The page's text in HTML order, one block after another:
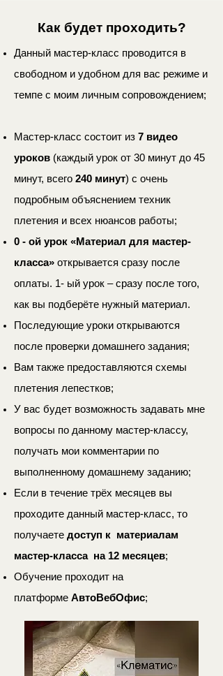
Как будет проходить?
Данный мастер-класс проводится в
свободном и удобном для вас режиме и
темпе с моим личным сопровождением;
Мастер-класс состоит из 7 видео
уроков (каждый урок от 30 минут до 45
минут, всего 240 минут) с очень
подробным объяснением техник
плетения и всех нюансов работы;
0 - ой урок «Материал для мастер-
класса» открывается сразу после
оплаты. 1- ый урок – сразу после того,
как вы подберёте нужный материал.
Последующие уроки открываются
после проверки домашнего задания;
Вам также предоставляются схемы
плетения лепестков;
У вас будет возможность задавать мне
вопросы по данному мастер-классу,
получать мои комментарии по
выполненному домашнему заданию;
Если в течение трёх месяцев вы
проходите данный мастер-класс, то
получаете доступ к материалам
мастер-класса на 12 месяцев;
Обучение проходит на
платформе АвтоВебОфис;